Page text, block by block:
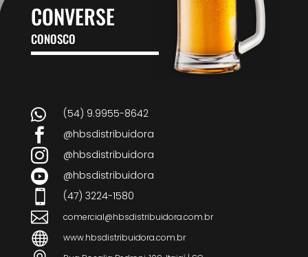
CONVERSE
CONOSCO
 (54) 9.9955-8642
 @hbsdistribuidora
 @hbsdistribuidora
 @hbsdistribuidora
 (47) 3224-1580
 comercial@hbsdistribuidora.com.br
 www.hbsdistribuidora.com.br